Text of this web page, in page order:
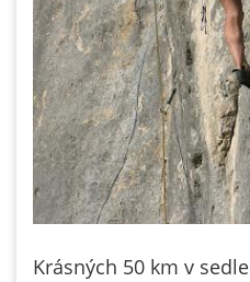
Krásných 50 km v sedle